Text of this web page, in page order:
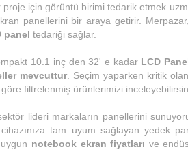
için görüntü birimi tedarik etmek
panellerini bir araya getirir.
panel tedariği sağlar.
10.1 inç den 32' e kadar LCD
mevcuttur . Seçim yaparken kritik
filtrelenmiş ürünlerimizi
lideri markaların panellerini
tam uyum sağlayan yedek
notebook ekran fiyatları ve